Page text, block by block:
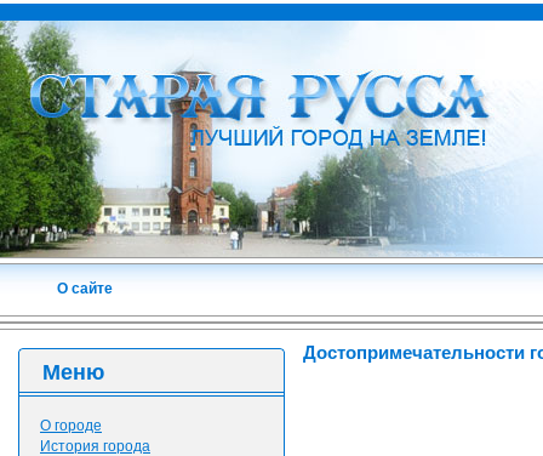
О сайте
Достопримечательности
Меню
О городе
История города